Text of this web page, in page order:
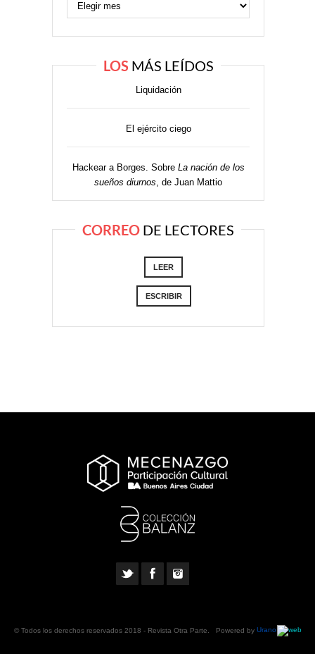
LOS MÁS LEÍDOS
Liquidación
El ejército ciego
Hackear a Borges. Sobre La nación de los
sueños diurnos , de Juan Mattio
CORREO DE LECTORES
LEER
ESCRIBIR
© Todos los derechos reservados 2018 - Revista Otra Parte . Powered by Urano web